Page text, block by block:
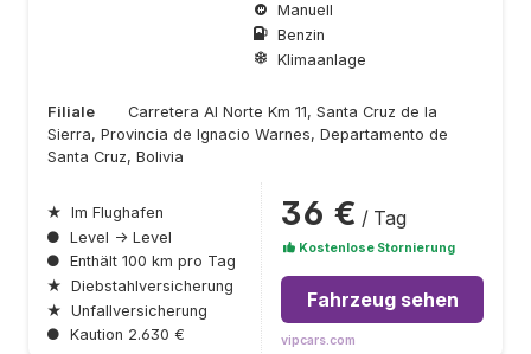
Manuell
Benzin
Klimaanlage
Filiale
Carretera Al Norte Km 11, Santa Cruz de la
Sierra, Provincia de Ignacio Warnes, Departamento de
Santa Cruz, Bolivia
★ Im Flughafen
● Level → Level
● Enthält 100 km pro Tag
★ Diebstahlversicherung
★ Unfallversicherung
● Kaution 2.630 €
36 € / Tag
Kostenlose Stornierung
Fahrzeug sehen
vipcars.com